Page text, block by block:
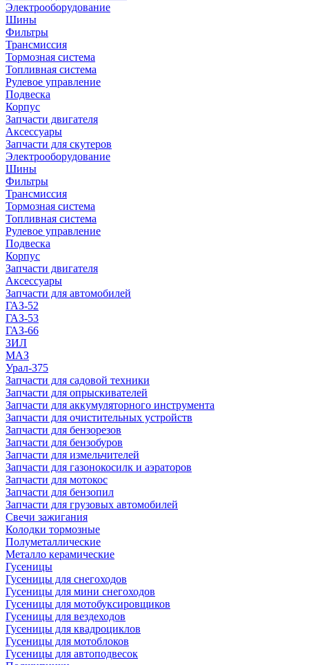
Электрооборудование
Шины
Фильтры
Трансмиссия
Тормозная система
Топливная система
Рулевое управление
Подвеска
Корпус
Запчасти двигателя
Аксессуары
Запчасти для скутеров
Электрооборудование
Шины
Фильтры
Трансмиссия
Тормозная система
Топливная система
Рулевое управление
Подвеска
Корпус
Запчасти двигателя
Аксессуары
Запчасти для автомобилей
ГАЗ-52
ГАЗ-53
ГАЗ-66
ЗИЛ
МАЗ
Урал-375
Запчасти для садовой техники
Запчасти для опрыскивателей
Запчасти для аккумуляторного инструмента
Запчасти для очистительных устройств
Запчасти для бензорезов
Запчасти для бензобуров
Запчасти для измельчителей
Запчасти для газонокосилк и аэраторов
Запчасти для мотокос
Запчасти для бензопил
Запчасти для грузовых автомобилей
Свечи зажигания
Колодки тормозные
Полуметаллические
Металло керамические
Гусеницы
Гусеницы для снегоходов
Гусеницы для мини снегоходов
Гусеницы для мотобуксировщиков
Гусеницы для вездеходов
Гусеницы для квадроциклов
Гусеницы для мотоблоков
Гусеницы для автоподвесок